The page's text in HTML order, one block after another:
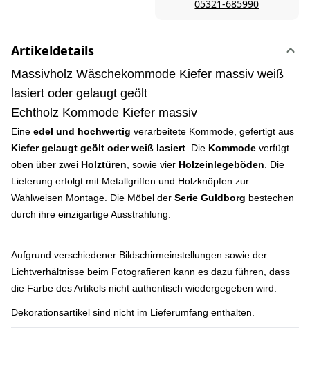
05321-685990
Artikeldetails
Massivholz Wäschekommode Kiefer massiv weiß
lasiert oder gelaugt geölt
Echtholz Kommode Kiefer massiv
Eine edel und hochwertig verarbeitete Kommode, gefertigt aus
Kiefer gelaugt geölt oder weiß lasiert . Die Kommode verfügt
oben über zwei Holztüren , sowie vier Holzeinlegeböden . Die
Lieferung erfolgt mit Metallgriffen und Holzknöpfen zur
Wahlweisen Montage. Die Möbel der Serie Guldborg bestechen
durch ihre einzigartige Ausstrahlung.
Aufgrund verschiedener Bildschirmeinstellungen sowie der
Lichtverhältnisse beim Fotografieren kann es dazu führen, dass
die Farbe des Artikels nicht authentisch wiedergegeben wird.
Dekorationsartikel sind nicht im Lieferumfang enthalten.